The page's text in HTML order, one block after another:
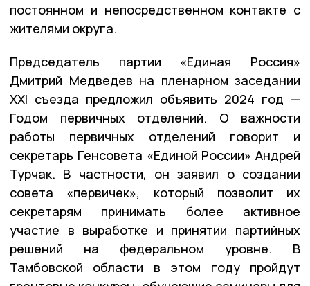
постоянном и непосредственном контакте с
жителями округа.
Председатель партии «Единая Россия»
Дмитрий Медведев на пленарном заседании
XXI съезда предложил объявить 2024 год —
Годом первичных отделений. О важности
работы первичных отделений говорит и
секретарь Генсовета «Единой России» Андрей
Турчак. В частности, он заявил о создании
совета «первичек», который позволит их
секретарям принимать более активное
участие в выработке и принятии партийных
решений на федеральном уровне. В
Тамбовской области в этом году пройдут